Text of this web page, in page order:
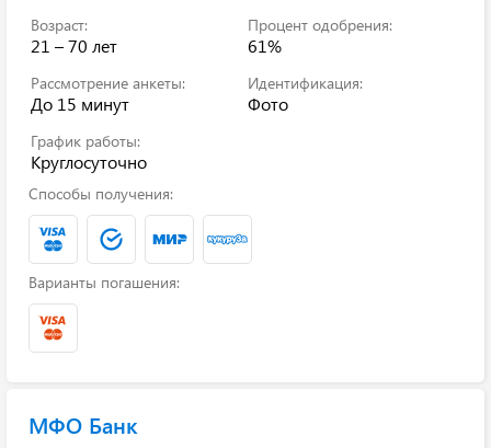
Возраст:
21 – 70 лет
Процент одобрения:
61%
Рассмотрение анкеты:
До 15 минут
Идентификация:
Фото
График работы:
Круглосуточно
Способы получения:
Варианты погашения:
МФО Банк